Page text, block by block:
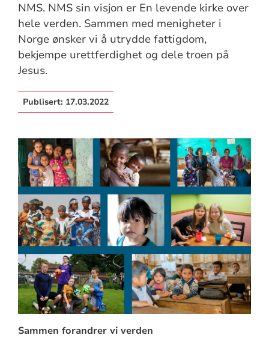
NMS. NMS sin visjon er En levende kirke over
hele verden. Sammen med menigheter i
Norge ønsker vi å utrydde fattigdom,
bekjempe urettferdighet og dele troen på
Jesus.
Publisert: 17.03.2022
Sammen forandrer vi verden